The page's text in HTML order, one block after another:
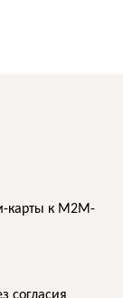
карты к M2M-